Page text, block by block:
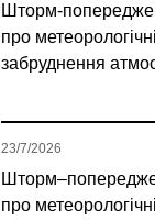
Шторм-
про
забруднення
про
23/7/2026